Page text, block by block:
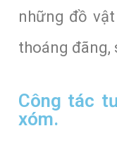
những đồ
thoáng đãng,
Công tác
xóm.